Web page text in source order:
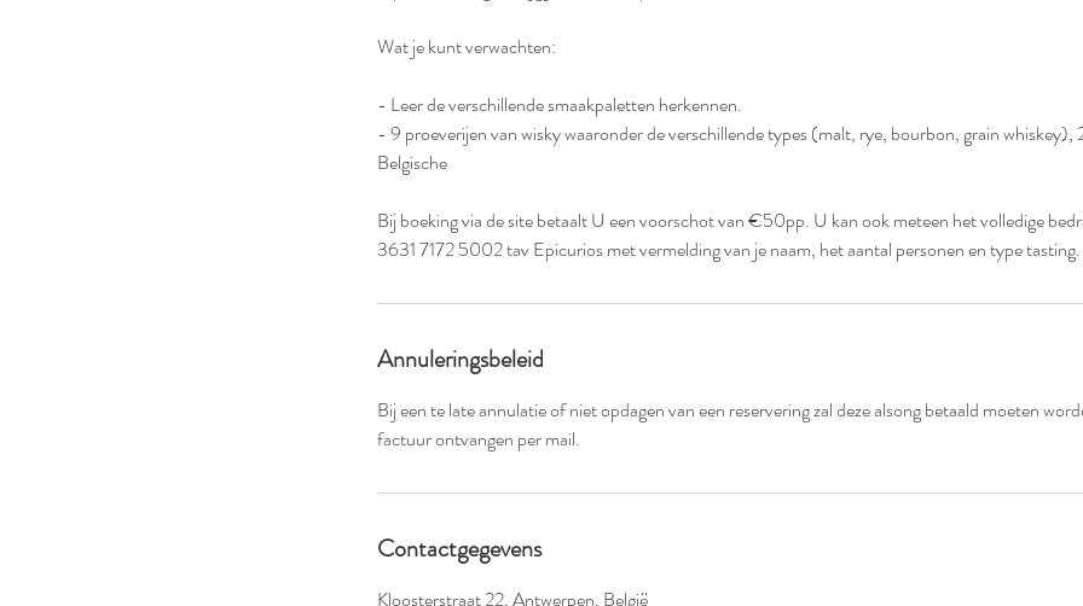
Wat je kunt verwachten:
- Leer de verschillende smaakpaletten herkennen.
- 9 proeverijen van wisky waaronder de verschillende types (malt, rye, bourbon, grain whiskey),
Belgische
Bij boeking via de site betaalt U een voorschot van €50pp. U kan ook meteen het volledige
3631 7172 5002 tav Epicurios met vermelding van je naam, het aantal personen en type tasting.
Annuleringsbeleid
Bij een te late annulatie of niet opdagen van een reservering zal deze alsong betaald moeten
factuur ontvangen per mail.
Contactgegevens
Kloosterstraat 22, Antwerpen, België